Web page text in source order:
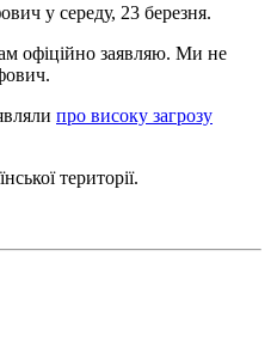
у середу, 23 березня.
офіційно заявляю. Ми не
про високу загрозу
території.